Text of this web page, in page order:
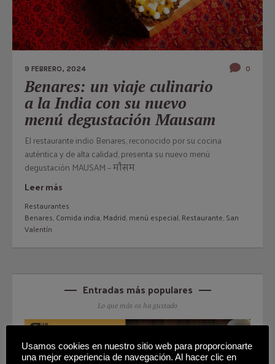
9 FEBRERO, 2024 0
Benares: un viaje culinario
a la India con su nuevo
menú degustación Mausam
El restaurante indio Benares, reconocido por su cocina
auténtica y de alta calidad, presenta su nuevo menú
degustación MAUSAM – मौसम.
Leer más
Restaurantes
Benares,Comida india,Madrid,menú especial,Restaurante,San
Valentín
Entradas más populares
Lo que más os ha gustado
Usamos cookies en nuestro sitio web para proporcionarte
una mejor experiencia de navegación. Al hacer clic en